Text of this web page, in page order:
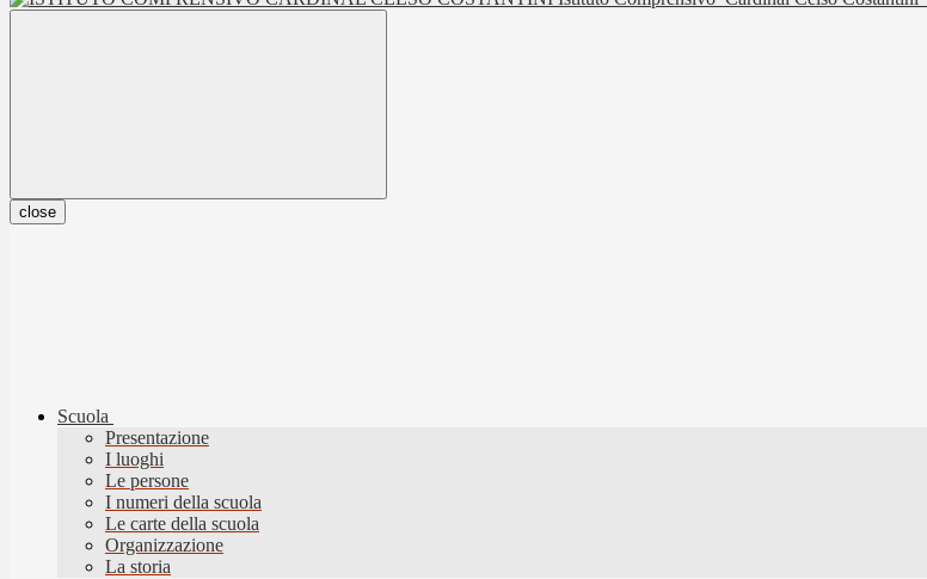
close
Scuola
Presentazione
I luoghi
Le persone
I numeri della scuola
Le carte della scuola
Organizzazione
La storia